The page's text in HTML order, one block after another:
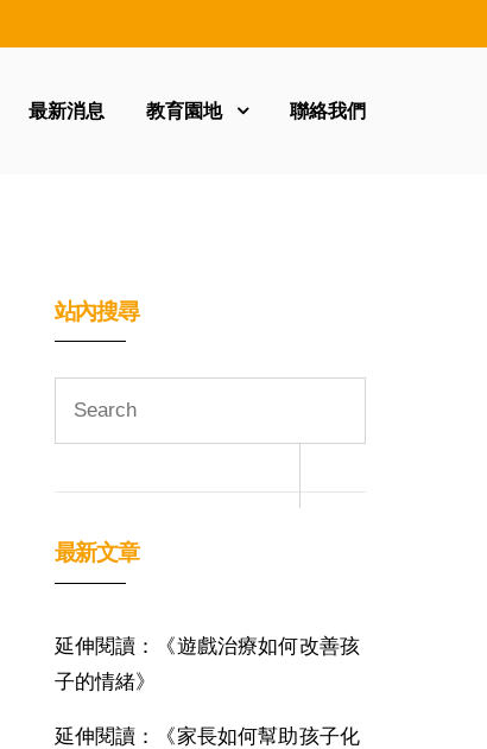
最新消息 教育園地 聯絡我們
站內搜尋
最新文章
延伸閱讀：《遊戲治療如何改善孩
子的情緒》
延伸閱讀：《家長如何幫助孩子化